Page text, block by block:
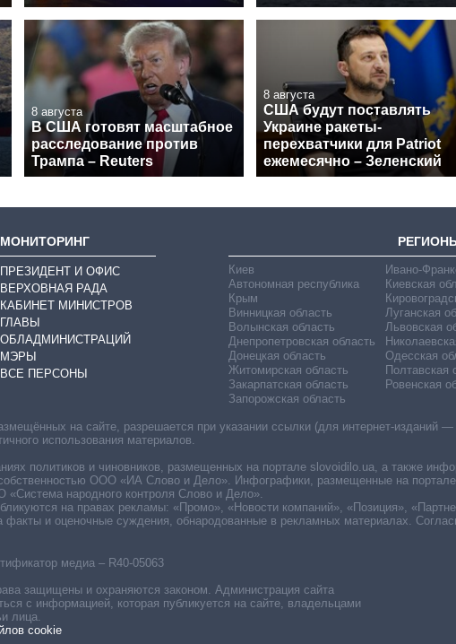
8 августа
В США готовят масштабное
расследование против
Трампа – Reuters
8 августа
США будут поставлять
Украине ракеты-
перехватчики для Patriot
ежемесячно – Зеленский
МОНИТОРИНГ
ПРЕЗИДЕНТ И ОФИС
ВЕРХОВНАЯ РАДА
КАБИНЕТ МИНИСТРОВ
ГЛАВЫ
ОБЛАДМИНИСТРАЦИЙ
МЭРЫ
ВСЕ ПЕРСОНЫ
Киев
Автономная республика
Крым
Винницкая область
Волынская область
Днепропетровская область
Донецкая область
Житомирская область
Закарпатская область
Запорожская область
Ивано-
Киевская
Луганская
Львовская
Одесская
Полтавская
Ровенская
медиа – R40-05063
защищены и охраняются законом. Администрация сайта
с информацией, которая публикуется на сайте, владельцами
лица.
cookie
на сайте, разрешается при указании ссылки (для интернет-изданий
использования материалов.
политиков и чиновников, размещенных на портале slovoidilo.ua, а также
ООО «ИА Слово и Дело». Инфографики, размещенные на
народного контроля Слово и Дело».
на правах рекламы: «Промо», «Новости компаний», «Позиция»,
факты и оценочные суждения, обнародованные в рекламных материалах.